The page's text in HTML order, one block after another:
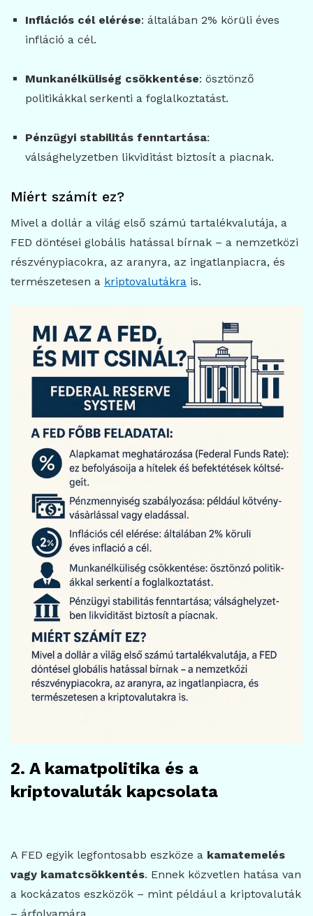
Inflációs cél elérése: általában 2% körüli éves
infláció a cél.
Munkanélküliség csökkentése: ösztönző
politikákkal serkenti a foglalkoztatást.
Pénzügyi stabilitás fenntartása:
válsághelyzetben likviditást biztosít a piacnak.
Miért számít ez?
Mivel a dollár a világ első számú tartalékvalutája, a
FED döntései globális hatással bírnak – a nemzetközi
részvénypiacokra, az aranyra, az ingatlanpiacra, és
természetesen a kriptovalutákra is.
2. A kamatpolitika és a
kriptovaluták kapcsolata
A FED egyik legfontosabb eszköze a kamatemelés
vagy kamatcsökkentés. Ennek közvetlen hatása van
a kockázatos eszközök – mint például a kriptovaluták